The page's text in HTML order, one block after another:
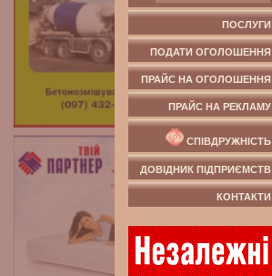
ПОСЛУГИ
ПОДАТИ ОГОЛОШЕННЯ
ПРАЙС НА ОГОЛОШЕННЯ
ПРАЙС НА РЕКЛАМУ
СПІВДРУЖНІСТЬ
ДОВІДНИК ПІДПРИЄМСТВ
КОНТАКТИ